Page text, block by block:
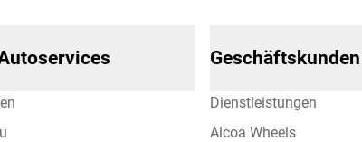
Geschäftskunden
Dienstleistungen
Alcoa Wheels